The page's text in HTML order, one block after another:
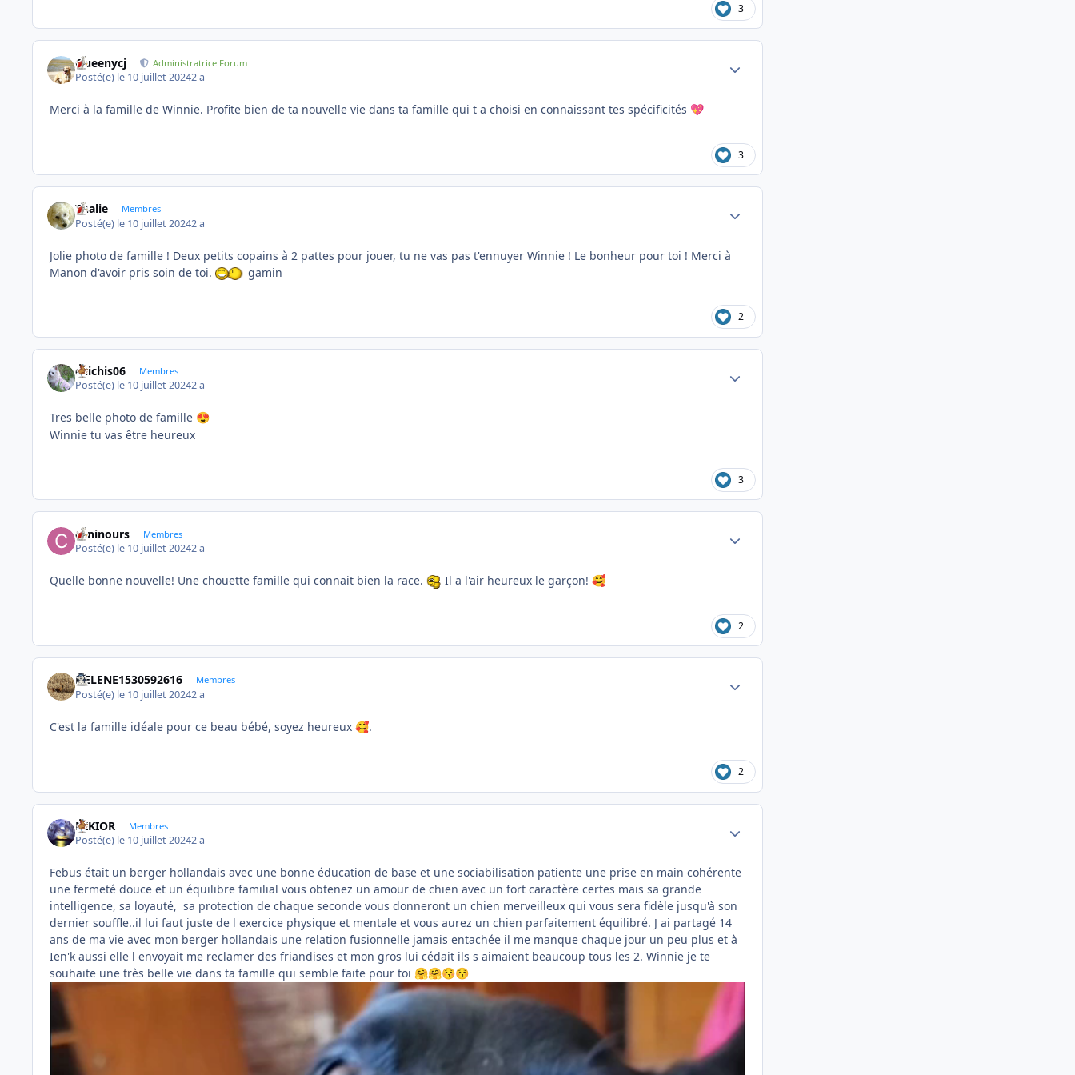
3
Queenycj Administratrice Forum
Posté(e) le 10 juillet 20242 a
Merci à la famille de Winnie. Profite bien de ta nouvelle vie dans ta famille qui t a choisi en connaissant tes spécificités 💖
3
Thalie Membres
Posté(e) le 10 juillet 20242 a
Jolie photo de famille ! Deux petits copains à 2 pattes pour jouer, tu ne vas pas t'ennuyer Winnie ! Le bonheur pour toi ! Merci à
Manon d'avoir pris soin de toi.
gamin
2
chichis06 Membres
Posté(e) le 10 juillet 20242 a
Tres belle photo de famille 😍
Winnie tu vas être heureux
3
caninours Membres
Posté(e) le 10 juillet 20242 a
Quelle bonne nouvelle! Une chouette famille qui connait bien la race. Il a l'air heureux le garçon!🥰
2
HELENE1530592616 Membres
Posté(e) le 10 juillet 20242 a
C'est la famille idéale pour ce beau bébé, soyez heureux 🥰.
2
NIKIOR Membres
Posté(e) le 10 juillet 20242 a
Febus était un berger hollandais avec une bonne éducation de base et une sociabilisation patiente une prise en main cohérente
une fermeté douce et un équilibre familial vous obtenez un amour de chien avec un fort caractère certes mais sa grande
intelligence, sa loyauté, sa protection de chaque seconde vous donneront un chien merveilleux qui vous sera fidèle jusqu'à son
dernier souffle..il lui faut juste de l exercice physique et mentale et vous aurez un chien parfaitement équilibré. J ai partagé 14
ans de ma vie avec mon berger hollandais une relation fusionnelle jamais entachée il me manque chaque jour un peu plus et à
Ien'k aussi elle l envoyait me reclamer des friandises et mon gros lui cédait ils s aimaient beaucoup tous les 2. Winnie je te
souhaite une très belle vie dans ta famille qui semble faite pour toi 🤗🤗😚😚